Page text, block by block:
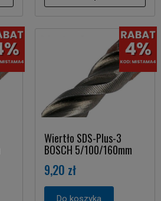
Wiertło SDS-Plus-3
BOSCH 5/100/160mm
9,20 zł
Do koszyka